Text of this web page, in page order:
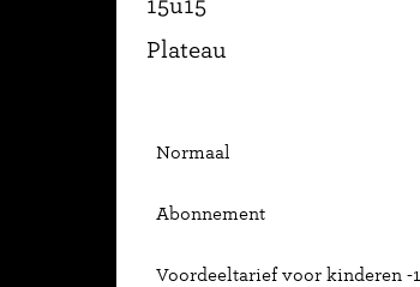
Plateau
Normaal
Abonnement
Voordeeltarief voor kinderen -